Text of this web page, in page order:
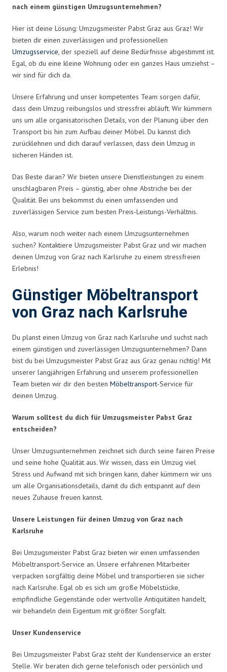
nach einem günstigen Umzugsunternehmen?
Hier ist deine Lösung: Umzugsmeister Pabst Graz aus Graz! Wir
bieten dir einen zuverlässigen und professionellen
Umzugsservice, der speziell auf deine Bedürfnisse abgestimmt ist.
Egal, ob du eine kleine Wohnung oder ein ganzes Haus umziehst –
wir sind für dich da.
Unsere Erfahrung und unser kompetentes Team sorgen dafür,
dass dein Umzug reibungslos und stressfrei abläuft. Wir kümmern
uns um alle organisatorischen Details, von der Planung über den
Transport bis hin zum Aufbau deiner Möbel. Du kannst dich
zurücklehnen und dich darauf verlassen, dass dein Umzug in
sicheren Händen ist.
Das Beste daran? Wir bieten unsere Dienstleistungen zu einem
unschlagbaren Preis – günstig, aber ohne Abstriche bei der
Qualität. Bei uns bekommst du einen umfassenden und
zuverlässigen Service zum besten Preis-Leistungs-Verhältnis.
Also, warum noch weiter nach einem Umzugsunternehmen
suchen? Kontaktiere Umzugsmeister Pabst Graz und wir machen
deinen Umzug von Graz nach Karlsruhe zu einem stressfreien
Erlebnis!
Günstiger Möbeltransport
von Graz nach Karlsruhe
Du planst einen Umzug von Graz nach Karlsruhe und suchst nach
einem günstigen und zuverlässigen Umzugsunternehmen? Dann
bist du bei Umzugsmeister Pabst Graz aus Graz genau richtig! Mit
unserer langjährigen Erfahrung und unserem professionellen
Team bieten wir dir den besten Möbeltransport-Service für
deinen Umzug.
Warum solltest du dich für Umzugsmeister Pabst Graz
entscheiden?
Unser Umzugsunternehmen zeichnet sich durch seine fairen Preise
und seine hohe Qualität aus. Wir wissen, dass ein Umzug viel
Stress und Aufwand mit sich bringen kann, daher kümmern wir uns
um alle Organisationsdetails, damit du dich entspannt auf dein
neues Zuhause freuen kannst.
Unsere Leistungen für deinen Umzug von Graz nach
Karlsruhe
Bei Umzugsmeister Pabst Graz bieten wir einen umfassenden
Möbeltransport-Service an. Unsere erfahrenen Mitarbeiter
verpacken sorgfältig deine Möbel und transportieren sie sicher
nach Karlsruhe. Egal ob es sich um große Möbelstücke,
empfindliche Gegenstände oder wertvolle Antiquitäten handelt,
wir behandeln dein Eigentum mit größter Sorgfalt.
Unser Kundenservice
Bei Umzugsmeister Pabst Graz steht der Kundenservice an erster
Stelle. Wir beraten dich gerne telefonisch oder persönlich und